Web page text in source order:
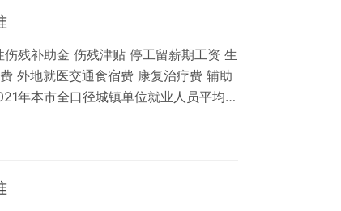
残补助金 伤残津贴 停工留薪期工资 生
外地就医交通食宿费 康复治疗费 辅助
年本市全口径城镇单位就业人员平均工
比上年增长10.2%。 2，假设，本人工